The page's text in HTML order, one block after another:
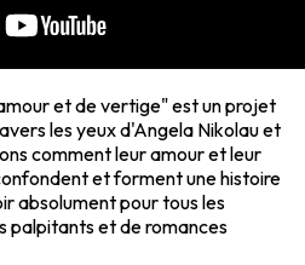
et de vertige" est un projet
les yeux d'Angela Nikolau et
comment leur amour et leur
et forment une histoire
absolument pour tous les
palpitants et de romances